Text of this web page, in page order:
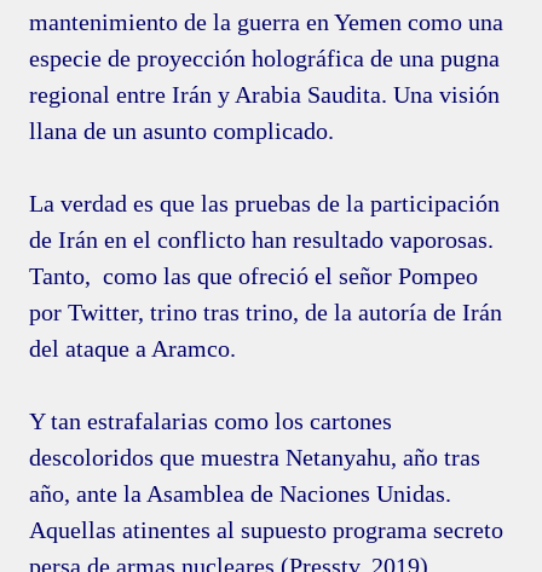
mantenimiento de la guerra en Yemen como una
especie de proyección holográfica de una pugna
regional entre Irán y Arabia Saudita. Una visión
llana de un asunto complicado.
La verdad es que las pruebas de la participación
de Irán en el conflicto han resultado vaporosas.
Tanto, como las que ofreció el señor Pompeo
por Twitter, trino tras trino, de la autoría de Irán
del ataque a Aramco.
Y tan estrafalarias como los cartones
descoloridos que muestra Netanyahu, año tras
año, ante la Asamblea de Naciones Unidas.
Aquellas atinentes al supuesto programa secreto
persa de armas nucleares (Presstv, 2019).